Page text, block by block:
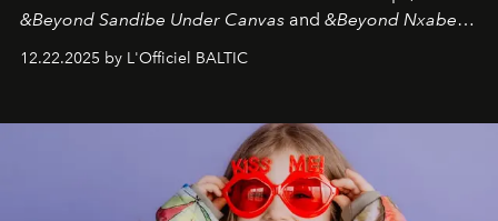
&Beyond Sandibe Under Canvas and &Beyond Nxabega
Under Canvas
. Together with the newly refurbished
&Beyond Chobe Under Canvas
iconic wild places, a journey offering a rare combination
of adventure, intimacy, and sustainability.
is not a lodge — it’s the wild, felt, heard,
and breathed — an experience where comfort and
12.22.2025 by L'Officiel BALTIC